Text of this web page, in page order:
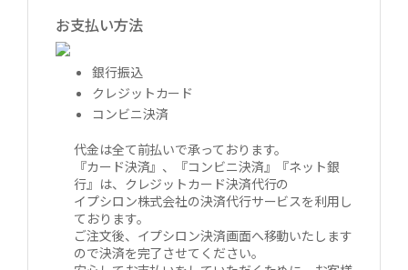
お支払い方法
銀行振込
クレジットカード
コンビニ決済
代金は全て前払いで承っております。
『カード決済』、『コンビニ決済』『ネット銀
行』は、クレジットカード決済代行の
イプシロン株式会社の決済代行サービスを利用し
ております。
ご注文後、イプシロン決済画面へ移動いたします
ので決済を完了させてください。